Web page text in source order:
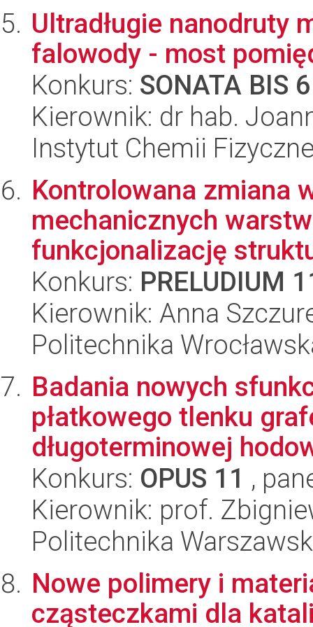
Ultradługie nanodruty
falowody - most
Konkurs: SONATA BIS 6
Kierownik: dr hab.
Instytut Chemii
Kontrolowana zmiana
mechanicznych
funkcjonalizację
Konkurs: PRELUDIUM
Kierownik: Anna
Politechnika
Badania nowych
płatkowego tlenku
długoterminowej
Konkurs: OPUS 11 ,
Kierownik: prof.
Politechnika
Nowe polimery i
cząsteczkami dla